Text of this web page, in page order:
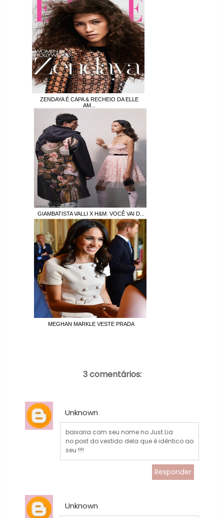
ZENDAYA É CAPA & RECHEIO DA ELLE
AM...
GIAMBATISTA VALLI X H&M: VOCÊ VAI D...
MEGHAN MARKLE VESTE PRADA
3 comentários:
Unknown
baixaria com seu nome no Just Lia
no post do vestido dela que é idêntico ao
seu !!!!
Responder
Unknown